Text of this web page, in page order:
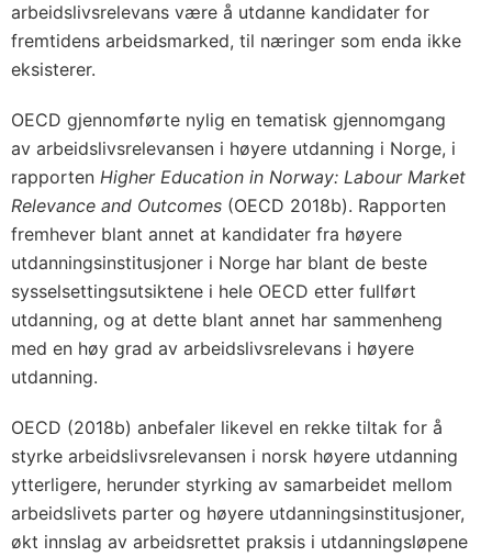
arbeidslivsrelevans være å utdanne kandidater for
fremtidens arbeidsmarked, til næringer som enda ikke
eksisterer.
OECD gjennomførte nylig en tematisk gjennomgang
av arbeidslivsrelevansen i høyere utdanning i Norge, i
rapporten Higher Education in Norway: Labour Market
Relevance and Outcomes (OECD 2018b). Rapporten
fremhever blant annet at kandidater fra høyere
utdanningsinstitusjoner i Norge har blant de beste
sysselsettingsutsiktene i hele OECD etter fullført
utdanning, og at dette blant annet har sammenheng
med en høy grad av arbeidslivsrelevans i høyere
utdanning.
OECD (2018b) anbefaler likevel en rekke tiltak for å
styrke arbeidslivsrelevansen i norsk høyere utdanning
ytterligere, herunder styrking av samarbeidet mellom
arbeidslivets parter og høyere utdanningsinstitusjoner,
økt innslag av arbeidsrettet praksis i utdanningsløpene